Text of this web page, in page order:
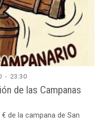
- 23:30
de las Campanas
de la campana de San